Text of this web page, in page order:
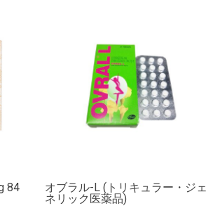
84
オブラル-L (トリキュラー・ジェ
ネリック医薬品)